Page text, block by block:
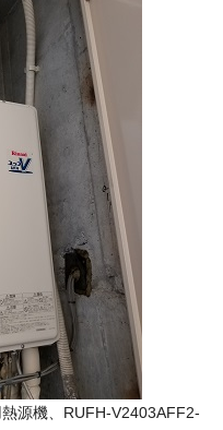
源機、RUFH-V2403AFF2-